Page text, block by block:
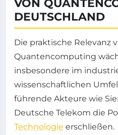
VON
DEUTSCHLAND
Die praktische Relevanz
Quantencomputing
insbesondere im
wissenschaftlichen
führende Akteure wie
Deutsche Telekom die
Technologie erschließen.